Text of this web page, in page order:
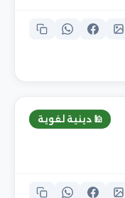
🕌 دينية لغوية